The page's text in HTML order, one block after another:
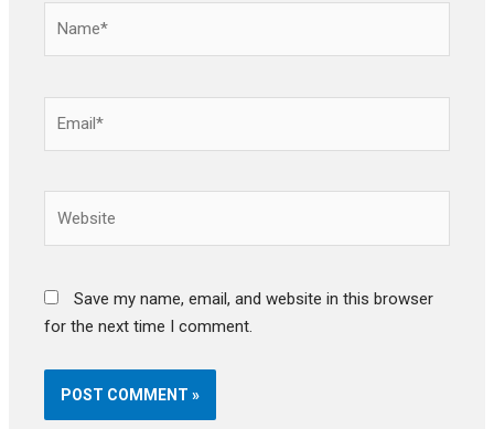
Save my name, email, and website in this browser
for the next time I comment.